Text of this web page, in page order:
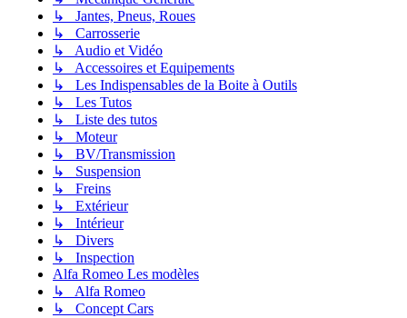
↳ Jantes, Pneus, Roues
↳ Carrosserie
↳ Audio et Vidéo
↳ Accessoires et Equipements
↳ Les Indispensables de la Boite à Outils
↳ Les Tutos
↳ Liste des tutos
↳ Moteur
↳ BV/Transmission
↳ Suspension
↳ Freins
↳ Extérieur
↳ Intérieur
↳ Divers
↳ Inspection
Alfa Romeo Les modèles
↳ Alfa Romeo
↳ Concept Cars